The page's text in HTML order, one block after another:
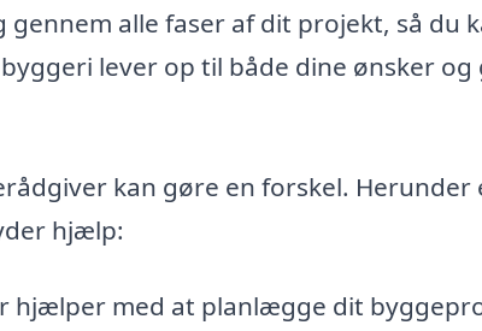
alle faser af dit projekt, så du
lever op til både dine ønsker
kan gøre en forskel. Herunder
hjælp:
hjælper med at planlægge dit